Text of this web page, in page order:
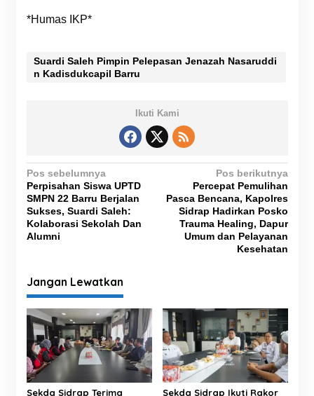
*Humas IKP*
Suardi Saleh Pimpin Pelepasan Jenazah Nasaruddi
n Kadisdukcapil Barru
Ikuti Kami
N
a
v
i
a
s
i
p
o
s
Pos sebelumnya
Perpisahan Siswa UPTD
SMPN 22 Barru Berjalan
Sukses, Suardi Saleh:
Kolaborasi Sekolah Dan
Alumni
Pos berikutnya
Percepat Pemulihan
Pasca Bencana, Kapolres
Sidrap Hadirkan Posko
Trauma Healing, Dapur
Umum dan Pelayanan
Kesehatan
Jangan Lewatkan
Sekda Sidrap Terima Sekda Sidrap Ikuti Rakor